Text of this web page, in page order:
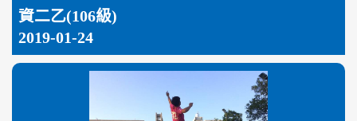
資二乙(106級)
2019-01-24